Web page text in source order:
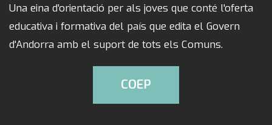
Una eina d'orientació per als joves que conté l'oferta
educativa i formativa del país que edita el Govern
d'Andorra amb el suport de tots els Comuns.
COEP